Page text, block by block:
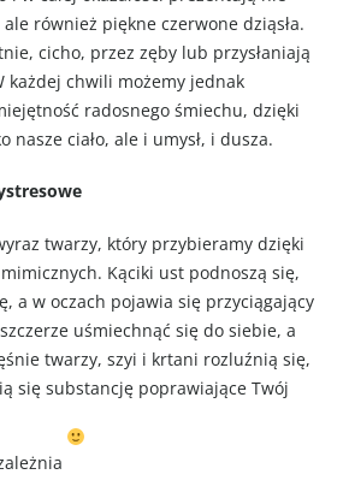
również piękne czerwone dziąsła.
cicho, przez zęby lub przysłaniają
każdej chwili możemy jednak
radosnego śmiechu, dzięki
nasze ciało, ale i umysł, i dusza.
twarzy, który przybieramy dzięki
Kąciki ust podnoszą się,
a w oczach pojawia się przyciągający
uśmiechnąć się do siebie, a
twarzy, szyi i krtani rozluźnią się,
się substancję poprawiające Twój